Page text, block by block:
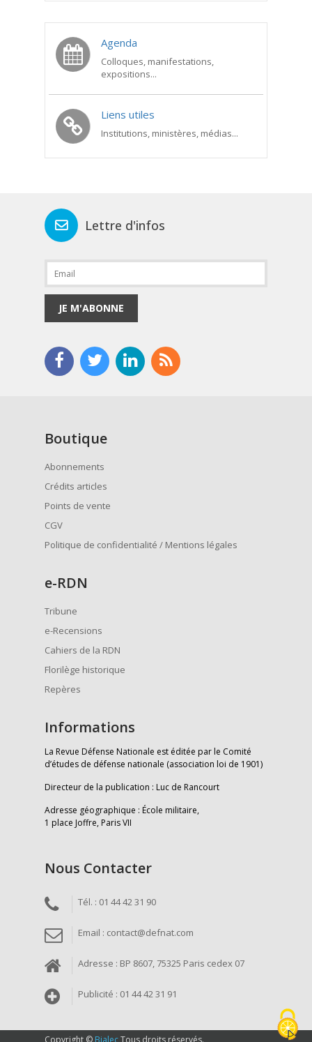
Agenda
Colloques, manifestations,
expositions...
Liens utiles
Institutions, ministères, médias...
Lettre d'infos
JE M'ABONNE
Boutique
Abonnements
Crédits articles
Points de vente
CGV
Politique de confidentialité / Mentions légales
e-RDN
Tribune
e-Recensions
Cahiers de la RDN
Florilège historique
Repères
Informations
La Revue Défense Nationale est éditée par le Comité
d’études de défense nationale (association loi de 1901)
Directeur de la publication : Luc de Rancourt
Adresse géographique : École militaire,
1 place Joffre, Paris VII
Nous Contacter
Tél. : 01 44 42 31 90
Email : contact@defnat.com
Adresse : BP 8607, 75325 Paris cedex 07
Publicité : 01 44 42 31 91